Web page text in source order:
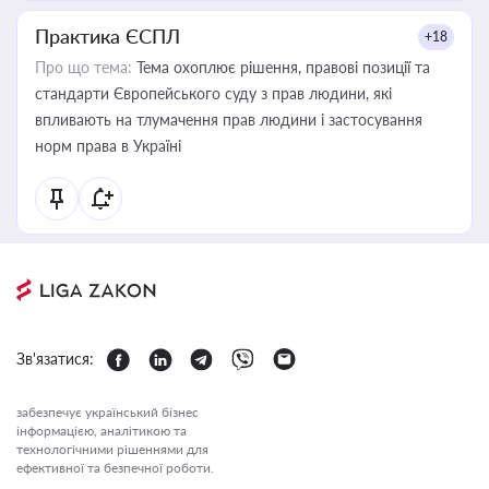
Практика ЄСПЛ +18
Про що тема: Тема охоплює рішення, правові позиції та
стандарти Європейського суду з прав людини, які
впливають на тлумачення прав людини і застосування
норм права в Україні
Зв'язатися:
забезпечує український бізнес
інформацією, аналітикою та
технологічними рішеннями для
ефективної та безпечної роботи.